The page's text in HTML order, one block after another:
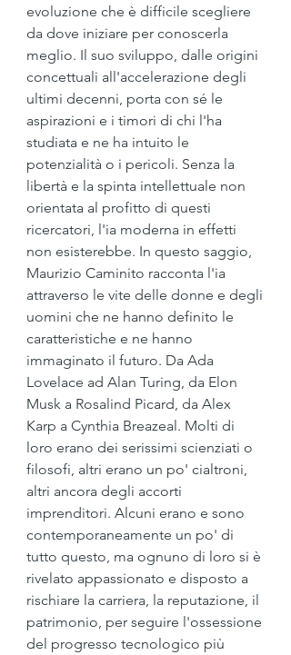
evoluzione che è difficile scegliere
da dove iniziare per conoscerla
meglio. Il suo sviluppo, dalle origini
concettuali all'accelerazione degli
ultimi decenni, porta con sé le
aspirazioni e i timori di chi l'ha
studiata e ne ha intuito le
potenzialità o i pericoli. Senza la
libertà e la spinta intellettuale non
orientata al profitto di questi
ricercatori, l'ia moderna in effetti
non esisterebbe. In questo saggio,
Maurizio Caminito racconta l'ia
attraverso le vite delle donne e degli
uomini che ne hanno definito le
caratteristiche e ne hanno
immaginato il futuro. Da Ada
Lovelace ad Alan Turing, da Elon
Musk a Rosalind Picard, da Alex
Karp a Cynthia Breazeal. Molti di
loro erano dei serissimi scienziati o
filosofi, altri erano un po' cialtroni,
altri ancora degli accorti
imprenditori. Alcuni erano e sono
contemporaneamente un po' di
tutto questo, ma ognuno di loro si è
rivelato appassionato e disposto a
rischiare la carriera, la reputazione, il
patrimonio, per seguire l'ossessione
del progresso tecnologico più